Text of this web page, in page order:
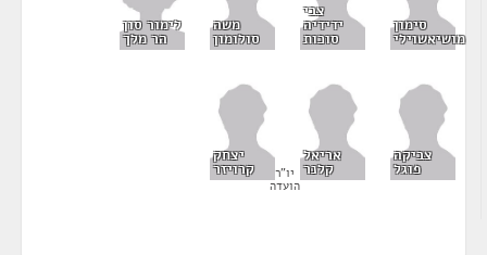
סימון
מושיאשוילי
צבי
ידידיה
סוכות
משה
סולומון
לימור סון
הר מלך
צביקה
פוגל
אריאל
קלנר יו"ר
הועדה
יצחק
קרויזר